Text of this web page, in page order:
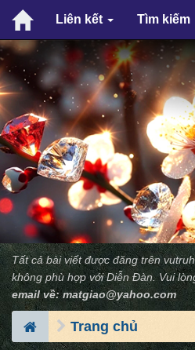
Liên kết Tìm kiếm
Tất cả bài viết được đăng trên
không phù hợp với Diễn Ðàn. Vui
email về:matgiao@yahoo.com
Trang chủ